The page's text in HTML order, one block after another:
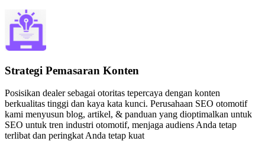
Strategi Pemasaran Konten
Posisikan dealer sebagai otoritas tepercaya dengan konten
berkualitas tinggi dan kaya kata kunci. Perusahaan SEO otomotif
kami menyusun blog, artikel, & panduan yang dioptimalkan untuk
SEO untuk tren industri otomotif, menjaga audiens Anda tetap
terlibat dan peringkat Anda tetap kuat